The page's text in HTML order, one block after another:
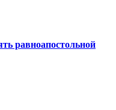
равноапостольной